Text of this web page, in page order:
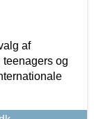
af
og